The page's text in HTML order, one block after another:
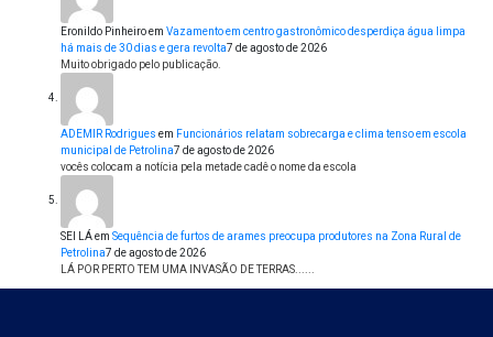
Eronildo Pinheiroem Vazamento em centro gastronômico desperdiça água limpa
há mais de 30 dias e gera revolta7 de agosto de 2026
Muito obrigado pelo publicação.
ADEMIR Rodrigues em Funcionários relatam sobrecarga e clima tenso em escola
municipal de Petrolina7 de agosto de 2026
vocês colocam a notícia pela metade cadê o nome da escola
SEI LÁem Sequência de furtos de arames preocupa produtores na Zona Rural de
Petrolina7 de agosto de 2026
LÁ POR PERTO TEM UMA INVASÃO DE TERRAS......